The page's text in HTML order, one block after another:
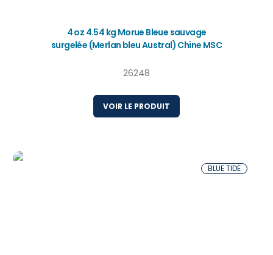
4 oz 4.54 kg Morue Bleue sauvage
surgelée (Merlan bleu Austral) Chine MSC
26248
VOIR LE PRODUIT
BLUE TIDE